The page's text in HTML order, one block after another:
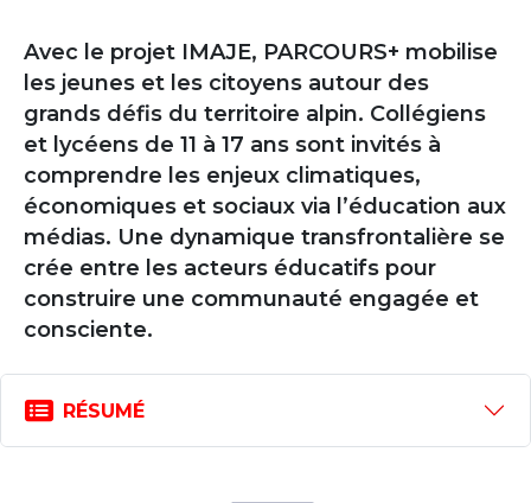
Avec le projet IMAJE, PARCOURS+ mobilise
les jeunes et les citoyens autour des
grands défis du territoire alpin. Collégiens
et lycéens de 11 à 17 ans sont invités à
comprendre les enjeux climatiques,
économiques et sociaux via l’éducation aux
médias. Une dynamique transfrontalière se
crée entre les acteurs éducatifs pour
construire une communauté engagée et
consciente.
RÉSUMÉ